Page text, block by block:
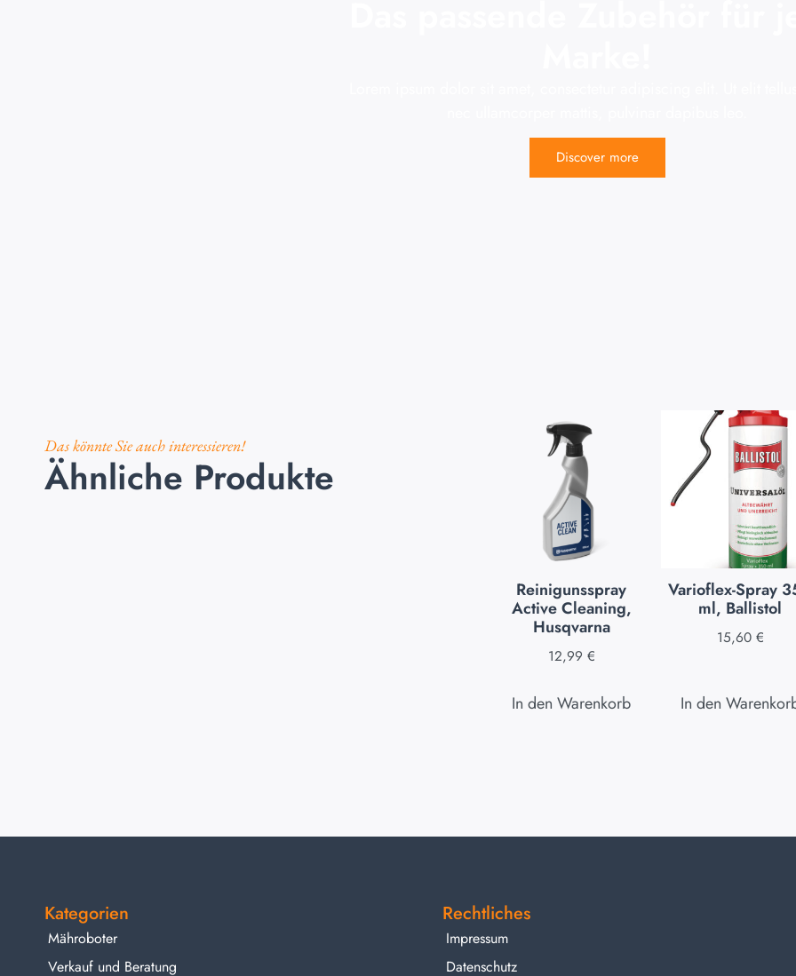
Discover more
Das könnte Sie auch interessieren!
Ähnliche Produkte
Reinigunsspray
Active Cleaning,
Husqvarna
12,99 €
In den Warenkorb
Varioflex-Spray
ml, Ballistol
15,60 €
In den
Kategorien
Mähroboter
Verkauf und Beratung
Rechtliches
Impressum
Datenschutz